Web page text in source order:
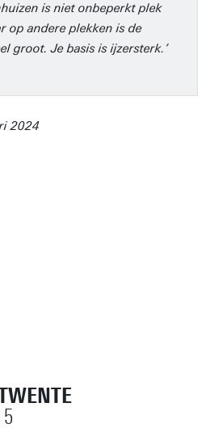
is niet onbeperkt plek
op andere plekken is de
groot. Je basis is ijzersterk.’
2024